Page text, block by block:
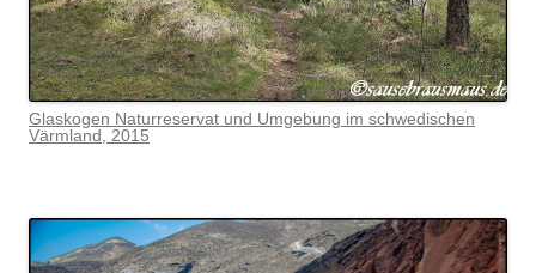
Glaskogen Naturreservat und Umgebung im schwedischen
Värmland, 2015